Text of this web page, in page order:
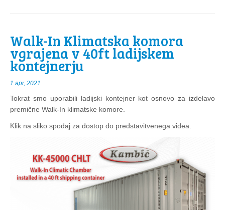
Walk-In Klimatska komora
vgrajena v 40ft ladijskem
kontejnerju
1 apr, 2021
Tokrat smo uporabili ladijski kontejner kot osnovo za izdelavo
premične Walk-In klimatske komore.
Klik na sliko spodaj za dostop do predstavitvenega videa.